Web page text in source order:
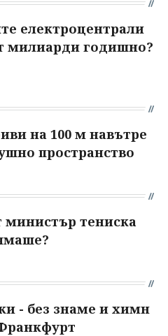
електроцентрали
милиарди годишно?
на 100 м навътре
пространство
тениска
- без знаме и химн